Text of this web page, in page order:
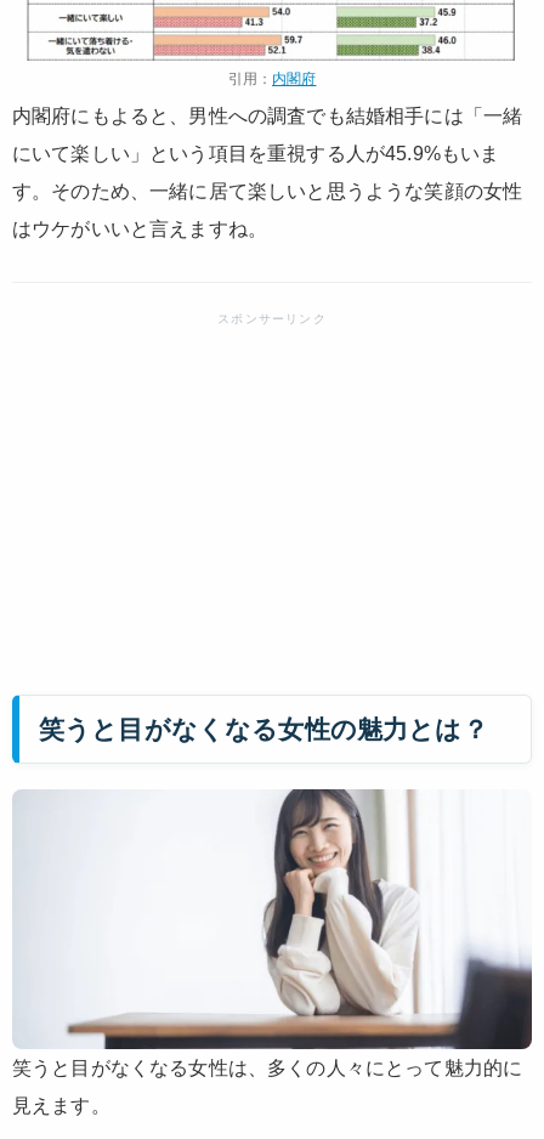
引用： 内閣府
内閣府にもよると、男性への調査でも結婚相手には「一緒
にいて楽しい」という項目を重視する人が45.9%もいま
す。そのため、一緒に居て楽しいと思うような笑顔の女性
はウケがいいと言えますね。
笑うと目がなくなる女性の魅力とは？
笑うと目がなくなる女性は、多くの人々にとって魅力的に
見えます。